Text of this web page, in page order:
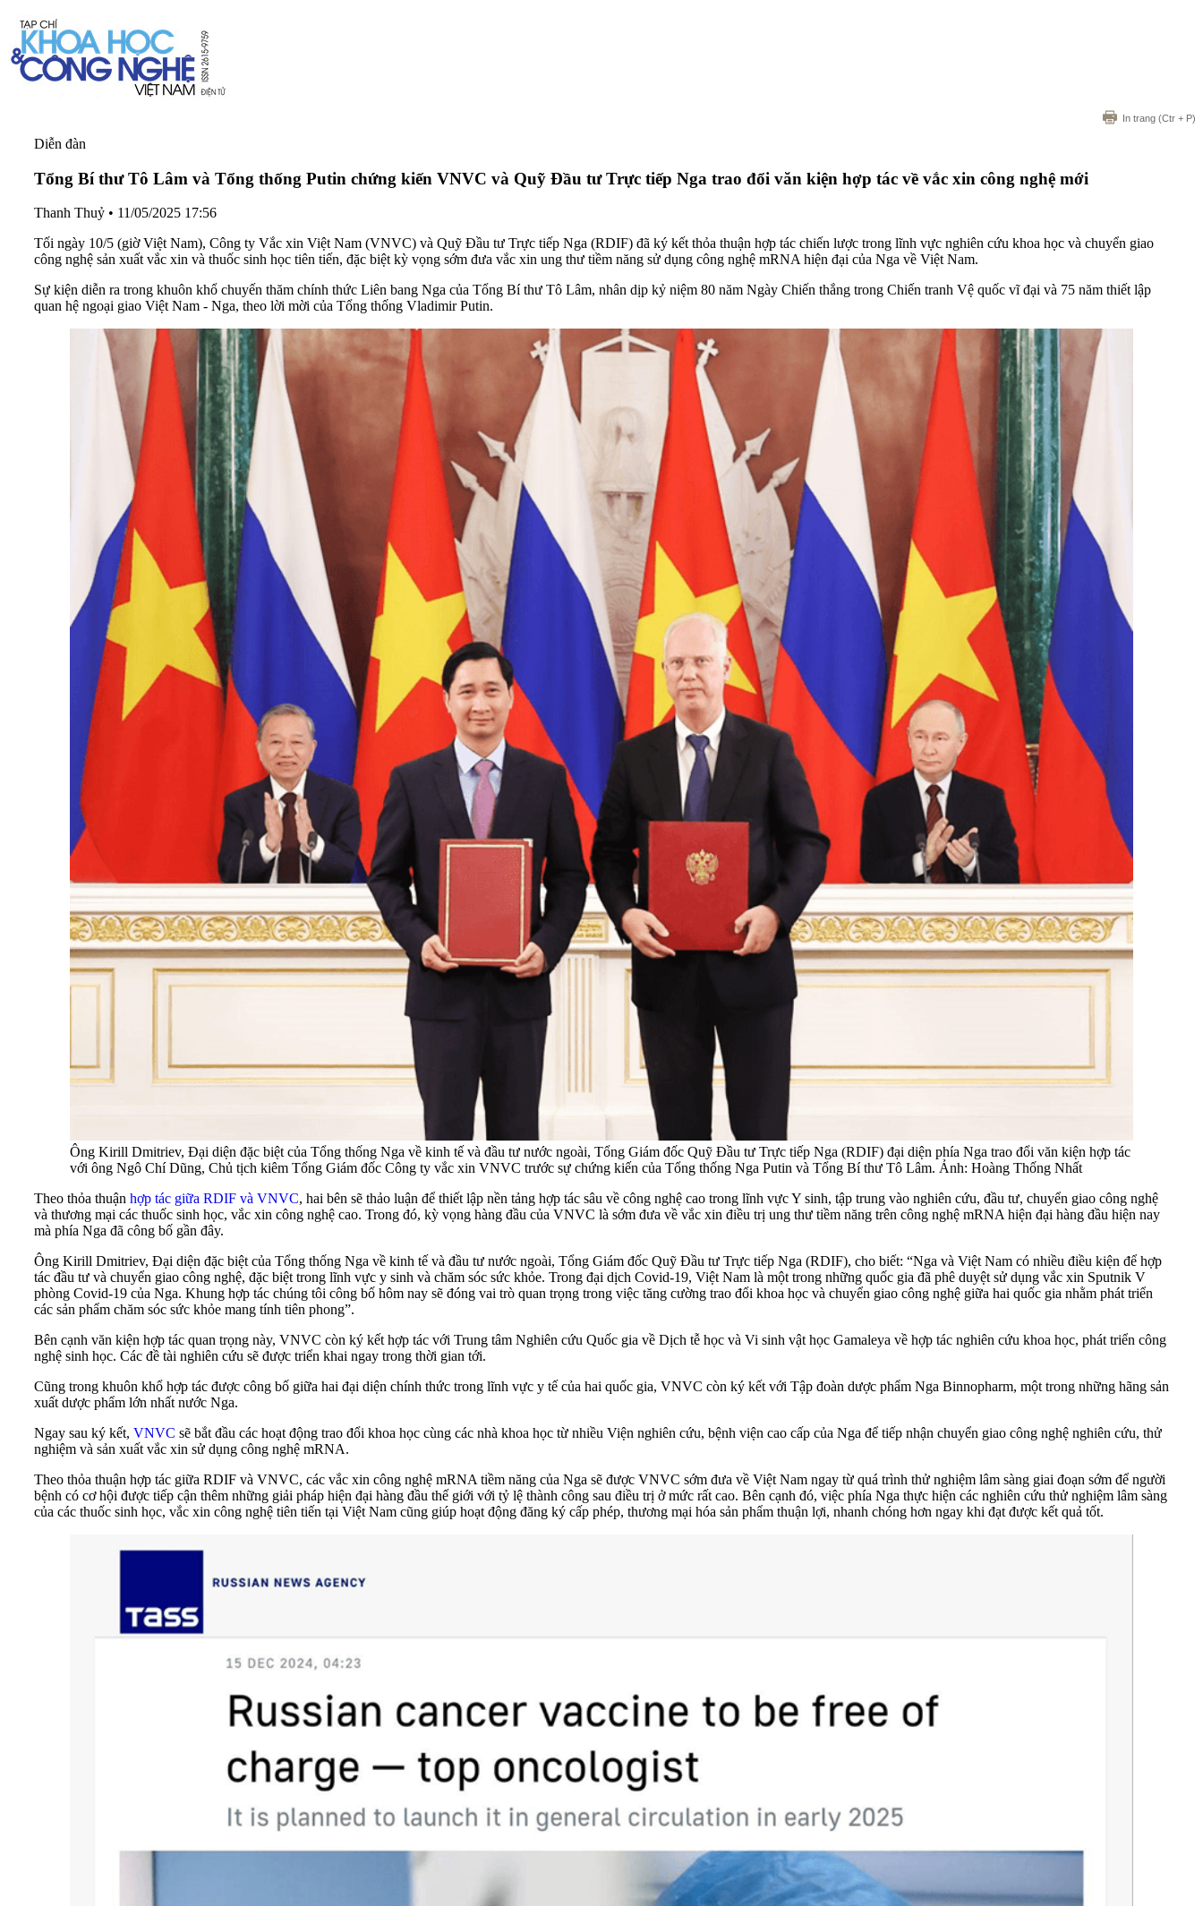
In trang (Ctr + P)
Diễn đàn
Tổng Bí thư Tô Lâm và Tổng thống Putin chứng kiến VNVC và Quỹ Đầu tư Trực tiếp Nga trao đổi văn kiện hợp tác về vắc xin công nghệ mới
Thanh Thuỷ • 11/05/2025 17:56
Tối ngày 10/5 (giờ Việt Nam), Công ty Vắc xin Việt Nam (VNVC) và Quỹ Đầu tư Trực tiếp Nga (RDIF) đã ký kết thỏa thuận hợp tác chiến lược trong lĩnh vực nghiên cứu khoa học và chuyển giao
công nghệ sản xuất vắc xin và thuốc sinh học tiên tiến, đặc biệt kỳ vọng sớm đưa vắc xin ung thư tiềm năng sử dụng công nghệ mRNA hiện đại của Nga về Việt Nam.
Sự kiện diễn ra trong khuôn khổ chuyến thăm chính thức Liên bang Nga của Tổng Bí thư Tô Lâm, nhân dịp kỷ niệm 80 năm Ngày Chiến thắng trong Chiến tranh Vệ quốc vĩ đại và 75 năm thiết lập
quan hệ ngoại giao Việt Nam - Nga, theo lời mời của Tổng thống Vladimir Putin.
Ông Kirill Dmitriev, Đại diện đặc biệt của Tổng thống Nga về kinh tế và đầu tư nước ngoài, Tổng Giám đốc Quỹ Đầu tư Trực tiếp Nga (RDIF) đại diện phía Nga trao đổi văn kiện hợp tác
với ông Ngô Chí Dũng, Chủ tịch kiêm Tổng Giám đốc Công ty vắc xin VNVC trước sự chứng kiến của Tổng thống Nga Putin và Tổng Bí thư Tô Lâm. Ảnh: Hoàng Thống Nhất
Theo thỏa thuận hợp tác giữa RDIF và VNVC, hai bên sẽ thảo luận để thiết lập nền tảng hợp tác sâu về công nghệ cao trong lĩnh vực Y sinh, tập trung vào nghiên cứu, đầu tư, chuyển giao công nghệ
và thương mại các thuốc sinh học, vắc xin công nghệ cao. Trong đó, kỳ vọng hàng đầu của VNVC là sớm đưa về vắc xin điều trị ung thư tiềm năng trên công nghệ mRNA hiện đại hàng đầu hiện nay
mà phía Nga đã công bố gần đây.
Ông Kirill Dmitriev, Đại diện đặc biệt của Tổng thống Nga về kinh tế và đầu tư nước ngoài, Tổng Giám đốc Quỹ Đầu tư Trực tiếp Nga (RDIF), cho biết: “Nga và Việt Nam có nhiều điều kiện để hợp
tác đầu tư và chuyển giao công nghệ, đặc biệt trong lĩnh vực y sinh và chăm sóc sức khỏe. Trong đại dịch Covid-19, Việt Nam là một trong những quốc gia đã phê duyệt sử dụng vắc xin Sputnik V
phòng Covid-19 của Nga. Khung hợp tác chúng tôi công bố hôm nay sẽ đóng vai trò quan trọng trong việc tăng cường trao đổi khoa học và chuyển giao công nghệ giữa hai quốc gia nhằm phát triển
các sản phẩm chăm sóc sức khỏe mang tính tiên phong”.
Bên cạnh văn kiện hợp tác quan trọng này, VNVC còn ký kết hợp tác với Trung tâm Nghiên cứu Quốc gia về Dịch tễ học và Vi sinh vật học Gamaleya về hợp tác nghiên cứu khoa học, phát triển công
nghệ sinh học. Các đề tài nghiên cứu sẽ được triển khai ngay trong thời gian tới.
Cũng trong khuôn khổ hợp tác được công bố giữa hai đại diện chính thức trong lĩnh vực y tế của hai quốc gia, VNVC còn ký kết với Tập đoàn dược phẩm Nga Binnopharm, một trong những hãng sản
xuất dược phẩm lớn nhất nước Nga.
Ngay sau ký kết, VNVC sẽ bắt đầu các hoạt động trao đổi khoa học cùng các nhà khoa học từ nhiều Viện nghiên cứu, bệnh viện cao cấp của Nga để tiếp nhận chuyển giao công nghệ nghiên cứu, thử
nghiệm và sản xuất vắc xin sử dụng công nghệ mRNA.
Theo thỏa thuận hợp tác giữa RDIF và VNVC, các vắc xin công nghệ mRNA tiềm năng của Nga sẽ được VNVC sớm đưa về Việt Nam ngay từ quá trình thử nghiệm lâm sàng giai đoạn sớm để người
bệnh có cơ hội được tiếp cận thêm những giải pháp hiện đại hàng đầu thế giới với tỷ lệ thành công sau điều trị ở mức rất cao. Bên cạnh đó, việc phía Nga thực hiện các nghiên cứu thử nghiệm lâm sàng
của các thuốc sinh học, vắc xin công nghệ tiên tiến tại Việt Nam cũng giúp hoạt động đăng ký cấp phép, thương mại hóa sản phẩm thuận lợi, nhanh chóng hơn ngay khi đạt được kết quả tốt.